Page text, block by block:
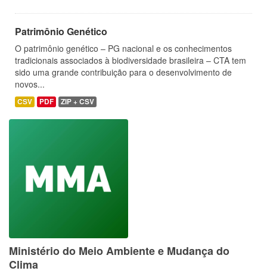
Patrimônio Genético
O patrimônio genético – PG nacional e os conhecimentos
tradicionais associados à biodiversidade brasileira – CTA tem
sido uma grande contribuição para o desenvolvimento de
novos...
CSV PDF ZIP + CSV
Ministério do Meio Ambiente e Mudança do
Clima